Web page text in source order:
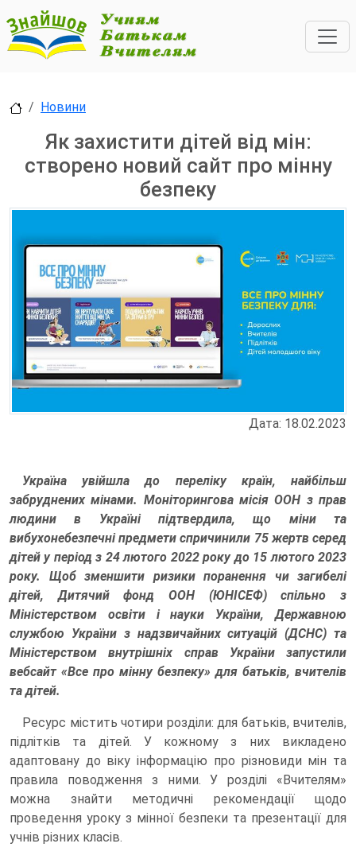
Новини
Як захистити дітей від мін:
створено новий сайт про мінну
безпеку
Дата: 18.02.2023
Україна увійшла до переліку країн, найбільш
забруднених мінами. Моніторингова місія ООН з прав
людини в Україні підтвердила, що міни та
вибухонебезпечні предмети спричинили 75 жертв серед
дітей у період з 24 лютого 2022 року до 15 лютого 2023
року. Щоб зменшити ризики поранення чи загибелі
дітей, Дитячий фонд ООН (ЮНІСЕФ) спільно з
Міністерством освіти і науки України, Державною
службою України з надзвичайних ситуацій (ДСНС) та
Міністерством внутрішніх справ України запустили
вебсайт «Все про мінну безпеку» для батьків, вчителів
та дітей.
Ресурс містить чотири розділи: для батьків, вчителів,
підлітків та дітей. У кожному з них викладено
адаптовану до віку інформацію про різновиди мін та
правила поводження з ними. У розділі «Вчителям»
можна знайти методичні рекомендації щодо
проведення уроку з мінної безпеки та презентації для
учнів різних класів.